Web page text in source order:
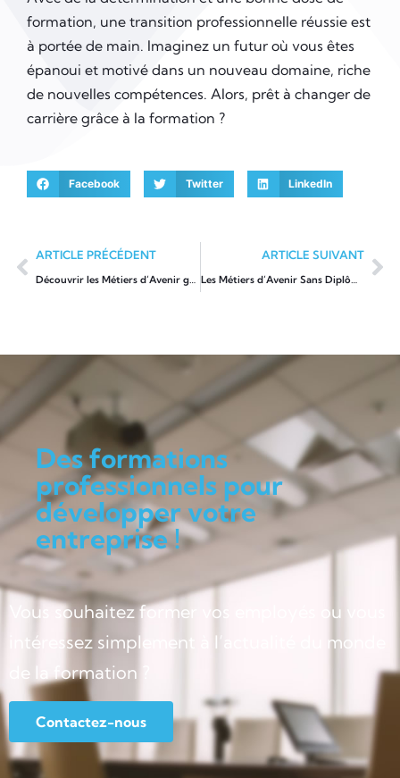
formation, une transition professionnelle réussie est
à portée de main. Imaginez un futur où vous êtes
épanoui et motivé dans un nouveau domaine, riche
de nouvelles compétences. Alors, prêt à changer de
carrière grâce à la formation ?
Facebook Twitter LinkedIn
ARTICLE PRÉCÉDENT
Découvrir les Métiers d’Avenir grâce à la Formation pour les Jeunes
ARTICLE SUIVANT
Les Métiers d’Avenir Sans Diplôme : Opportunités et Formations pour Réussir
Des formations
professionnels pour
développer votre
entreprise !
Vous souhaitez former vos employés ou vous
intéressez simplement à l’actualité du monde
de la formation ?
Contactez-nous